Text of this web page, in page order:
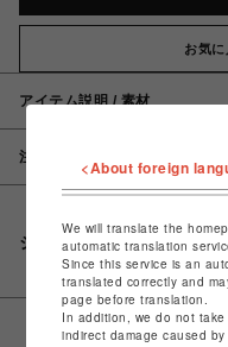
お気
アイテム説明 / 素材
注意事項
シェアする
<About foreign
We will translate the
automatic translation
Since this service is an
translated correctly and
page before translation.
In addition, we do not
indirect damage caused